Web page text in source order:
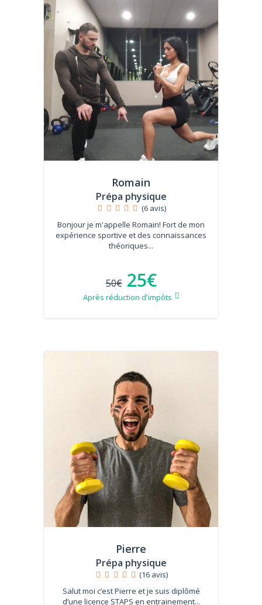
Romain
Prépa physique
(6 avis)
Bonjour je m'appelle Romain! Fort de mon
expérience sportive et des connaissances
théoriques...
50€ 25€
Après réduction d'impôts
Pierre
Prépa physique
(16 avis)
Salut moi c’est Pierre et je suis diplômé
d’une licence STAPS en entrainement...